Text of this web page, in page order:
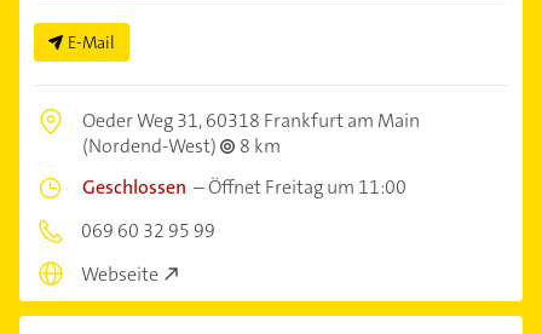
E-Mail
Oeder Weg 31,60318 Frankfurt am Main
(Nordend-West)
8 km
Geschlossen –Öffnet Freitag um 11:00
069 60 32 95 99
Webseite